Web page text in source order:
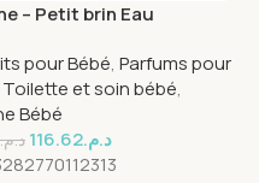
– Petit brin Eau
pour Bébé, Parfums pour
Toilette et soin bébé,
Bébé
د.م. د.م.116.62